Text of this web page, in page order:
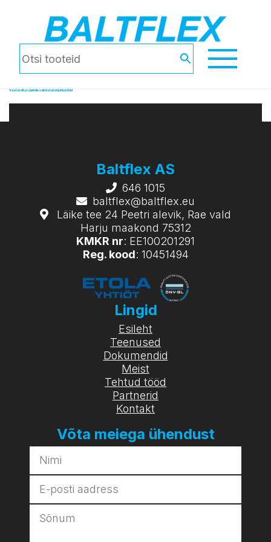
Vastavalt projektile valmistatud juhtplokid
Baltflex AS
646 1015
baltflex@baltflex.eu
Läike tee 24 Peetri alevik, Rae vald
Harju maakond 75312
KMKR nr: EE100201291
Reg. kood: 10451494
Lingid
Esileht
Teenused
Dokumendid
Meist
Tehtud tööd
Partnerid
Kontakt
Võta meiega ühendust